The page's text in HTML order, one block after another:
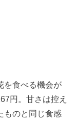
を食べる機会が
円。甘さは控え
ものと同じ食感